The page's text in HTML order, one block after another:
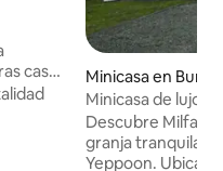
a pie
Minicasa en
Minicasa de lujo
Descubre
granja tranquila a
Yeppoon.